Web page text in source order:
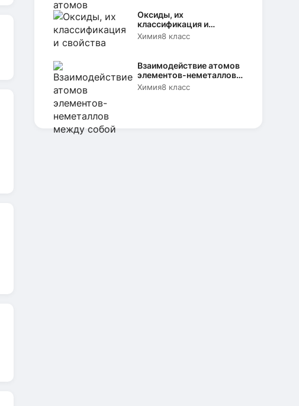
Оксиды, их
классификация и
свойства
Химия8 класс
Взаимодействие атомов
элементов-неметаллов
между собой
Химия8 класс